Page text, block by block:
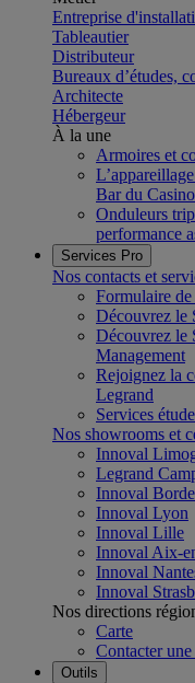
Entreprise
Tableautier
Distributeur
Bureaux d’études,
Architecte
Hébergeur
À la une
Armoires et
Bar du
Onduleurs
performance
Services Pro
Nos contacts et
Formulaire
Découvrez le
Découvrez le
Management
Rejoignez la
Legrand
Services
Nos showrooms et
Innoval
Legrand
Innoval
Innoval Lyon
Innoval Lille
Innoval Aix-
Innoval
Innoval
Nos directions
Carte
Contacter
Outils